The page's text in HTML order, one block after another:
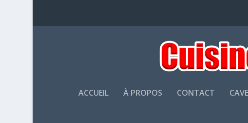
ACCUEIL À PROPOS CONTACT CAVE